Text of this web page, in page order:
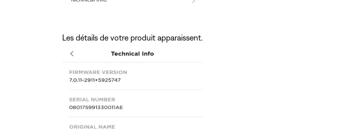
Les détails de votre produit apparaissent.